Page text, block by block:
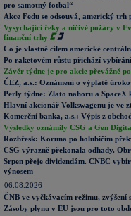
pro samotný fotbal“
Akce Fedu se odsouvá, americký
Vysychající řeky a ničivé požáry v
finanční trhy
Co je vlastně cílem americké
Po raketovém růstu přichází
Závěr týdne je pro akcie převážně
ČEZ, a.s.: Oznámení o výplatě
Perly týdne: Zlato nahoru a SpaceX
Hlavní akcionář Volkswagenu je ve
Komerční banka, a.s.: Výpis z
Výsledky oznámily CSG a Gen
Rozbřesk: Koruna po holubičím
CSG výrazně překonala odhady.
Srpen přeje dividendám. CNBC
výnosem
06.08.2026
ČNB ve vyčkávacím režimu, zvýšení
Zásoby plynu v EU jsou pro toto